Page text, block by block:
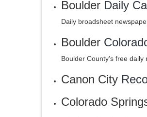
Boulder Daily
Daily broadsheet
Boulder
Boulder County’s free
Canon City
Colorado